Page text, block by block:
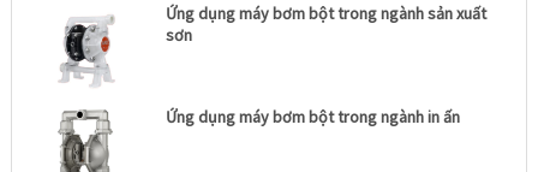
Ứng dụng máy bơm bột trong ngành sản xuất
sơn
Ứng dụng máy bơm bột trong ngành in ấn